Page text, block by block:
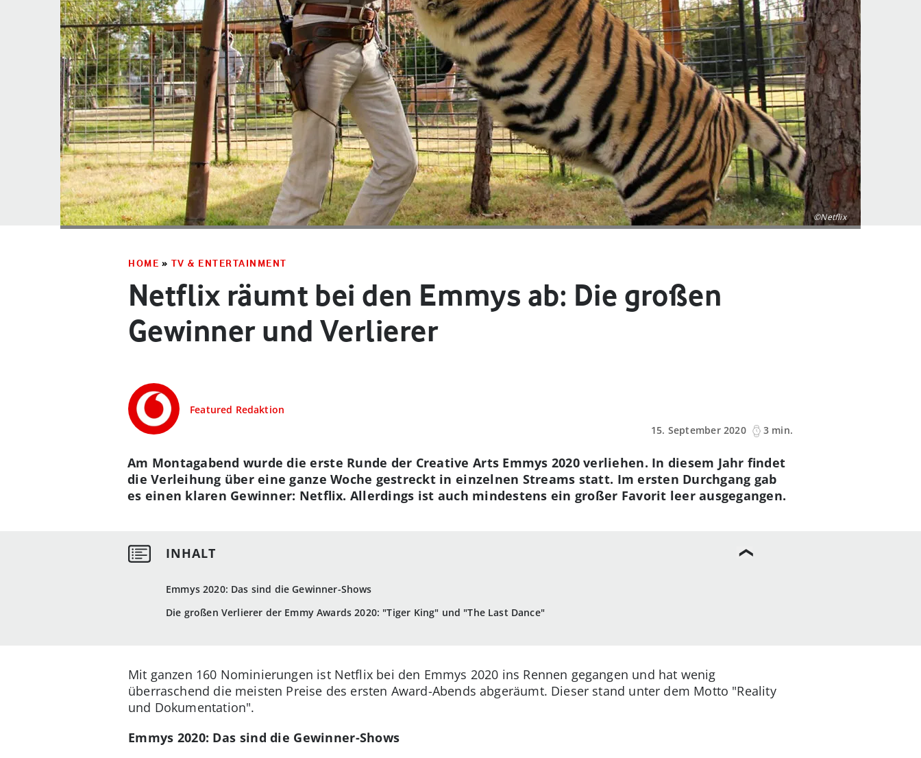
©Netflix
HOME » TV & ENTERTAINMENT
Netflix räumt bei den Emmys ab: Die großen
Gewinner und Verlierer
Featured Redaktion
15. September 2020
3 min.
Emmys 2020: Das sind die Gewinner-Shows
Die großen Verlierer der Emmy Awards 2020: "Tiger King" und "The Last Dance"
Am Montagabend wurde die erste Runde der Creative Arts Emmys 2020 verliehen. In diesem Jahr findet
die Verleihung über eine ganze Woche gestreckt in einzelnen Streams statt. Im ersten Durchgang gab
es einen klaren Gewinner: Netflix. Allerdings ist auch mindestens ein großer Favorit leer ausgegangen.
Mit ganzen 160 Nominierungen ist Netflix bei den Emmys 2020 ins Rennen gegangen und hat wenig
überraschend die meisten Preise des ersten Award-Abends abgeräumt. Dieser stand unter dem Motto "Reality
und Dokumentation".
Emmys 2020: Das sind die Gewinner-Shows